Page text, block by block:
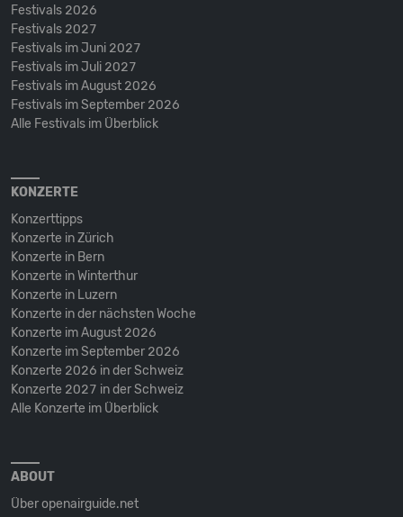
Festivals 2026
Festivals 2027
Festivals im Juni 2027
Festivals im Juli 2027
Festivals im August 2026
Festivals im September 2026
Alle Festivals im Überblick
KONZERTE
Konzerttipps
Konzerte in Zürich
Konzerte in Bern
Konzerte in Winterthur
Konzerte in Luzern
Konzerte in der nächsten Woche
Konzerte im August 2026
Konzerte im September 2026
Konzerte 2026 in der Schweiz
Konzerte 2027 in der Schweiz
Alle Konzerte im Überblick
ABOUT
Über openairguide.net